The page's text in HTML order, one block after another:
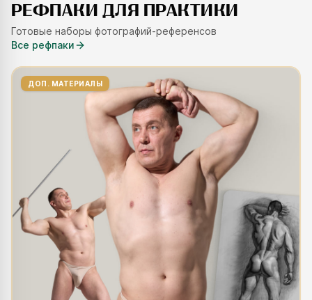
РЕФПАКИ ДЛЯ ПРАКТИКИ
Готовые наборы фотографий-референсов
Все рефпаки
ДОП. МАТЕРИАЛЫ